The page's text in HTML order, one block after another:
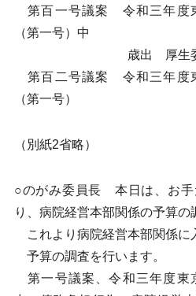
第百一号議案 令和三年度
（第一号）中
歳出 厚生委員
第百二号議案 令和三年度
（第一号）
（別紙2省略）
○のがみ委員長 本日は、お手
り、病院経営本部関係の予算の
これより病院経営本部関係に
予算の調査を行います。
第一号議案、令和三年度東